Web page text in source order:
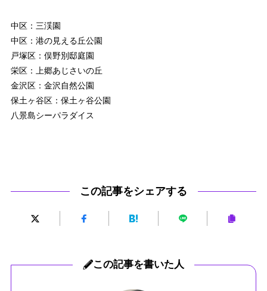
中区：三渓園
中区：港の見える丘公園
戸塚区：俣野別邸庭園
栄区：上郷あじさいの丘
金沢区：金沢自然公園
保土ヶ谷区：保土ヶ谷公園
八景島シーパラダイス
この記事をシェアする
この記事を書いた人